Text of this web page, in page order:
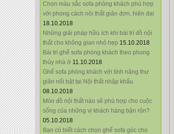
Chọn màu sắc sofa phòng khách phù hợp
với phong cách nội thất giản đơn, hiện đại
18.10.2018
Những giải pháp hữu ích khi bài trí đồ nội
thất cho không gian nhỏ hẹp 15.10.2018
Bài trí ghế sofa phòng khách theo phong
thủy nhà ở 11.10.2018
Ghế sofa phòng khách với tính năng thư
giãn nổi bật tại Nội thất nhập khẩu
08.10.2018
Món đồ nội thất nào sẽ phù hợp cho cuộc
sống của những vị khách hàng bận rộn?
05.10.2018
Bạn có biết cách chọn ghế sofa góc cho